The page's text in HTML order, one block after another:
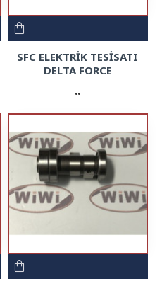
SFC ELEKTRİK TESİSATI
DELTA FORCE
..